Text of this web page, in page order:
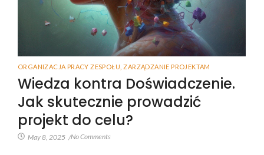
ORGANIZACJA PRACY ZESPOŁU ZARZĄDZANIE PROJEKTAM
Wiedza kontra Doświadczenie.
Jak skutecznie prowadzić
projekt do celu?
May 8, 2025 /No Comments